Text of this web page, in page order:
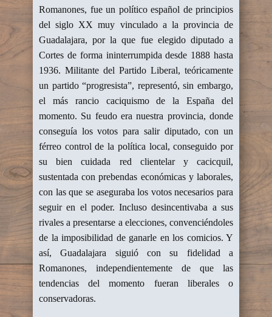
Romanones, fue un político español de principios
del siglo XX muy vinculado a la provincia de
Guadalajara, por la que fue elegido diputado a
Cortes de forma ininterrumpida desde 1888 hasta
1936. Militante del Partido Liberal, teóricamente
un partido “progresista”, representó, sin embargo,
el más rancio caciquismo de la España del
momento. Su feudo era nuestra provincia, donde
conseguía los votos para salir diputado, con un
férreo control de la política local, conseguido por
su bien cuidada red clientelar y cacicquil,
sustentada con prebendas económicas y laborales,
con las que se aseguraba los votos necesarios para
seguir en el poder. Incluso desincentivaba a sus
rivales a presentarse a elecciones, convenciéndoles
de la imposibilidad de ganarle en los comicios. Y
así, Guadalajara siguió con su fidelidad a
Romanones, independientemente de que las
tendencias del momento fueran liberales o
conservadoras.